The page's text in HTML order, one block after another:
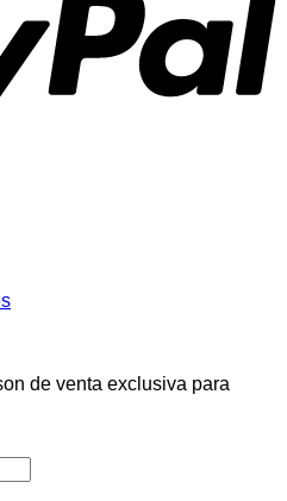
de venta exclusiva para